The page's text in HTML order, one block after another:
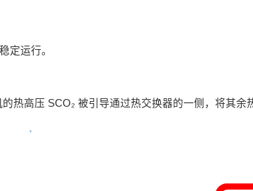
定运行。
热高压 SCO₂ 被引导通过热交换器的一侧，将其余